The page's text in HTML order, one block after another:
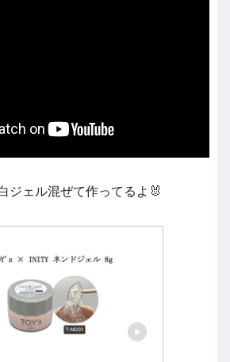
ジェル混ぜて作ってるよ🐰